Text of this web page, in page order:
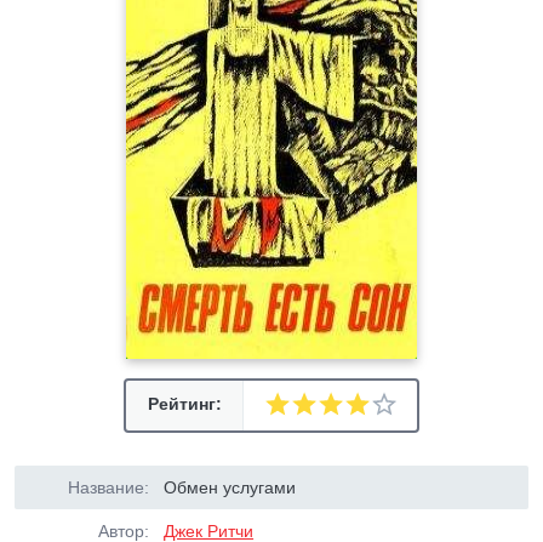
Рейтинг:
Название: Обмен услугами
Автор: Джек Ритчи